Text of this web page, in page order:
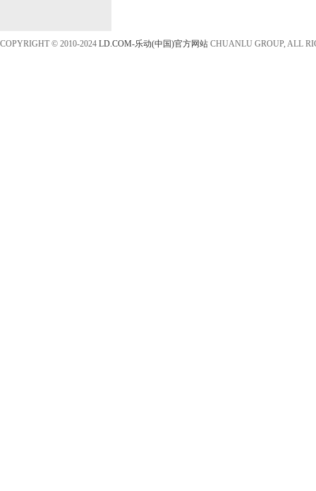
COPYRIGHT © 2010-2024 LD.COM-乐动(中国)官方网站 CHUANLU GROUP, ALL